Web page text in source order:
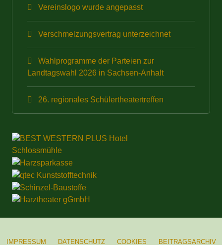
Vereinslogo wurde angepasst
Verschmelzungsvertrag unterzeichnet
Wahlprogramme der Parteien zur
Landtagswahl 2026 in Sachsen-Anhalt
26. regionales Schülertheatertreffen
IMPRESSUM DATENSCHUTZ COOKIES BEITRAGSARCHIV